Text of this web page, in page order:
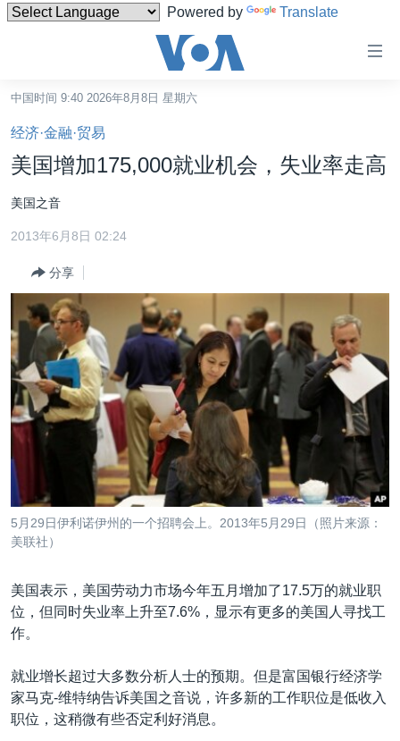
Powered by Translate
碍
链
接
跳
转
内
到
导
航
跳
转
检
台湾
港澳
国际
最新国际新闻
印太
中东
欧洲
非洲
全球议题
分类新闻
经济·金融·贸易
人权·法律·宗教
科教·文娱·体健
军事
环境
美中关系
热点专题
白宫要闻
国会报道
美国建国250周年
埃博拉疫情
重要讲话与声明
关注西藏
关注新疆
VOA视频
VOA今日焦点
中文广播
关注我们
其他语言网站
中国时间 9:40 2026年8月8日 星期六
经济·金融·贸易
美国增加175,000就业机会，失业率走高
美国之音
2013年6月8日 02:24
分享
5月29日伊利诺伊州的一个招聘会上。2013年5月29日（照片来源：
美联社）
美国表示，美国劳动力市场今年五月增加了17.5万的就业职
位，但同时失业率上升至7.6%，显示有更多的美国人寻找工
作。
就业增长超过大多数分析人士的预期。但是富国银行经济学
家马克-维特纳告诉美国之音说，许多新的工作职位是低收入
职位，这稍微有些否定利好消息。